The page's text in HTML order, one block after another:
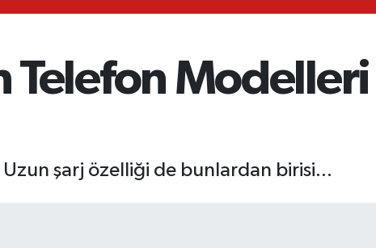
Telefon Modelleri
şarj özelliği de bunlardan birisi...